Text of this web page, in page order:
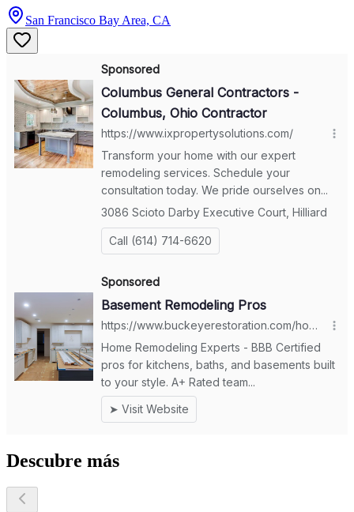
San Francisco Bay Area, CA
Descubre más